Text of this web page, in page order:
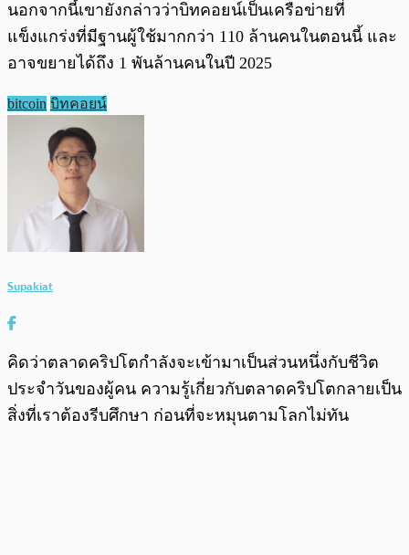
นอกจากนี้เขายังกล่าวว่าบิทคอยน์เป็นเครือข่ายที่
แข็งแกร่งที่มีฐานผู้ใช้มากกว่า 110 ล้านคนในตอนนี้ และ
อาจขยายได้ถึง 1 พันล้านคนในปี 2025
bitcoin บิทคอยน์
Supakiat
คิดว่าตลาดคริปโตกำลังจะเข้ามาเป็นส่วนหนึ่งกับชีวิต
ประจำวันของผู้คน ความรู้เกี่ยวกับตลาดคริปโตกลายเป็น
สิ่งที่เราต้องรีบศึกษา ก่อนที่จะหมุนตามโลกไม่ทัน